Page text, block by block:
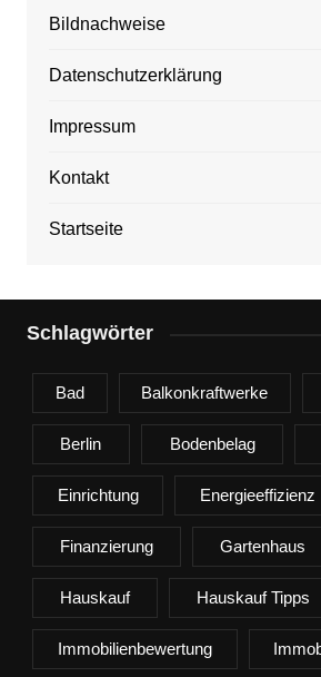
Bildnachweise
Datenschutzerklärung
Impressum
Kontakt
Startseite
Schlagwörter
Bad Balkonkraftwerke
Berlin Bodenbelag
Einrichtung Energieeffizienz
Finanzierung Gartenhaus
Hauskauf Hauskauf Tipps
Immobilienbewertung